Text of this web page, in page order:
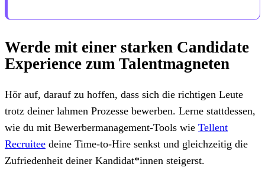
Werde mit einer starken Candidate
Experience zum Talentmagneten
Hör auf, darauf zu hoffen, dass sich die richtigen Leute
trotz deiner lahmen Prozesse bewerben. Lerne stattdessen,
wie du mit Bewerbermanagement-Tools wie Tellent
Recruitee deine Time-to-Hire senkst und gleichzeitig die
Zufriedenheit deiner Kandidat*innen steigerst.